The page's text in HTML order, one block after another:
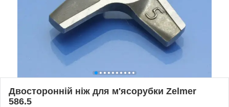
Двосторонній ніж для м'ясорубки Zelmer
586.5